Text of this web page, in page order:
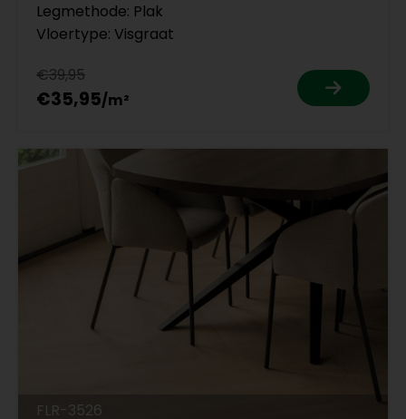
Legmethode: Plak
Vloertype: Visgraat
€39,95
€35,95
FLR-3526